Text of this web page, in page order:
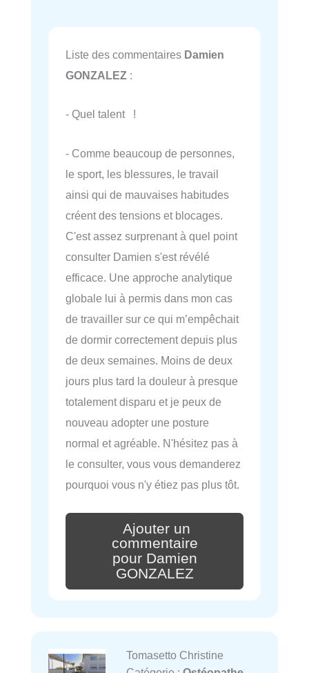
Liste des commentaires Damien
GONZALEZ :
- Quel talent !
- Comme beaucoup de personnes,
le sport, les blessures, le travail
ainsi qui de mauvaises habitudes
créent des tensions et blocages.
C'est assez surprenant à quel point
consulter Damien s'est révélé
efficace. Une approche analytique
globale lui à permis dans mon cas
de travailler sur ce qui m’empêchait
de dormir correctement depuis plus
de deux semaines. Moins de deux
jours plus tard la douleur à presque
totalement disparu et je peux de
nouveau adopter une posture
normal et agréable. N'hésitez pas à
le consulter, vous vous demanderez
pourquoi vous n'y étiez pas plus tôt.
Ajouter un
commentaire
pour Damien
GONZALEZ
Tomasetto Christine